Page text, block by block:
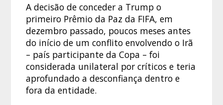
A decisão de conceder a Trump o
primeiro Prêmio da Paz da FIFA, em
dezembro passado, poucos meses antes
do início de um conflito envolvendo o Irã
– país participante da Copa – foi
considerada unilateral por críticos e teria
aprofundado a desconfiança dentro e
fora da entidade.